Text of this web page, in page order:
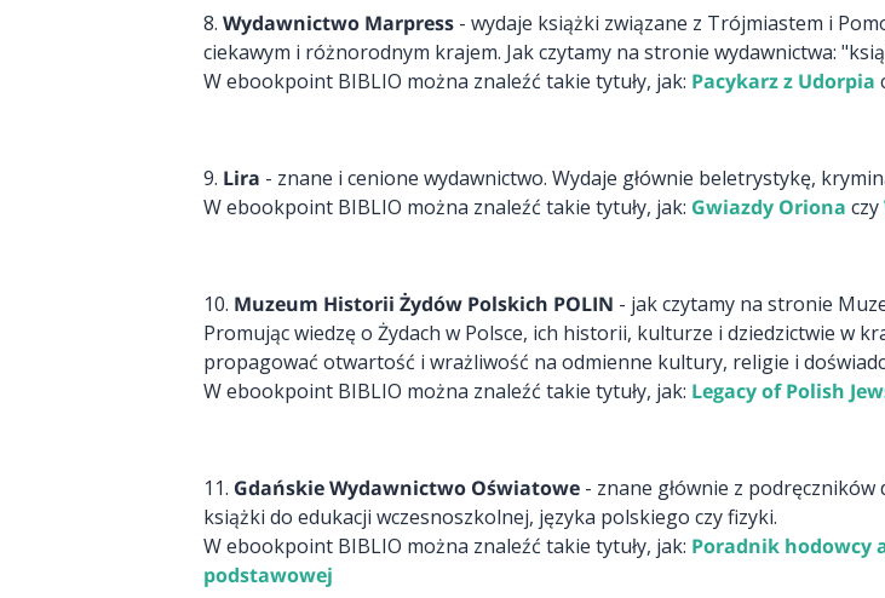
8. Wydawnictwo Marpress - wydaje książki związane z Trójmiastem i
ciekawym i różnorodnym krajem. Jak czytamy na stronie wydawnictwa:
W ebookpoint BIBLIO można znaleźć takie tytuły, jak: Pacykarz z Udorpia
9. Lira - znane i cenione wydawnictwo. Wydaje głównie beletrystykę,
W ebookpoint BIBLIO można znaleźć takie tytuły, jak: Gwiazdy Oriona czy
10. Muzeum Historii Żydów Polskich POLIN - jak czytamy na stronie
Promując wiedzę o Żydach w Polsce, ich historii, kulturze i dziedzictwie w
propagować otwartość i wrażliwość na odmienne kultury, religie i
W ebookpoint BIBLIO można znaleźć takie tytuły, jak: Legacy of Polish
11. Gdańskie Wydawnictwo Oświatowe - znane głównie z
książki do edukacji wczesnoszkolnej, języka polskiego czy fizyki.
W ebookpoint BIBLIO można znaleźć takie tytuły, jak: Poradnik hodowcy
podstawowej